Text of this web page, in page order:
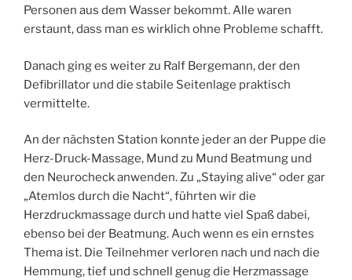
Personen aus dem Wasser bekommt. Alle waren
erstaunt, dass man es wirklich ohne Probleme schafft.
Danach ging es weiter zu Ralf Bergemann, der den
Defibrillator und die stabile Seitenlage praktisch
vermittelte.
An der nächsten Station konnte jeder an der Puppe die
Herz-Druck-Massage, Mund zu Mund Beatmung und
den Neurocheck anwenden. Zu „Staying alive“ oder gar
„Atemlos durch die Nacht“, führten wir die
Herzdruckmassage durch und hatte viel Spaß dabei,
ebenso bei der Beatmung. Auch wenn es ein ernstes
Thema ist. Die Teilnehmer verloren nach und nach die
Hemmung, tief und schnell genug die Herzmassage